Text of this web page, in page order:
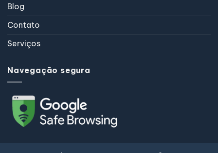
Blog
Contato
Serviços
Navegação segura